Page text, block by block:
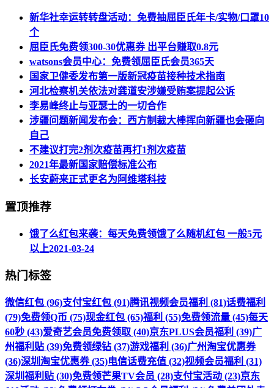
新华社幸运转转盘活动：免费抽屈臣氏年卡/实物/口罩10
个
屈臣氏免费领300-30优惠券 出平台赚取0.8元
watsons会员中心：免费领屈臣氏会员365天
国家卫健委发布第一版新冠疫苗接种技术指南
河北检察机关依法对龚道安涉嫌受贿案提起公诉
李易峰终止与亚瑟士的一切合作
涉疆问题新闻发布会：西方制裁大棒挥向新疆也会砸向
自己
不建议打完2剂次疫苗再打1剂次疫苗
2021年最新国家赔偿标准公布
长安蔚来正式更名为阿维塔科技
置顶推荐
饿了么红包来袭：每天免费领饿了么随机红包 一般5元
以上2021-03-24
热门标签
微信红包 (96)支付宝红包 (91)腾讯视频会员福利 (81)话费福利
(79)免费领Q币 (75)现金红包 (65)福利 (55)免费领流量 (45)每天
60秒 (43)爱奇艺会员免费领取 (40)京东PLUS会员福利 (39)广
州福利贴 (39)免费领绿钻 (37)游戏福利 (36)广州淘宝优惠券
(36)深圳淘宝优惠券 (35)电信话费充值 (32)视频会员福利 (31)
深圳福利贴 (30)免费领芒果TV会员 (28)支付宝活动 (23)京东